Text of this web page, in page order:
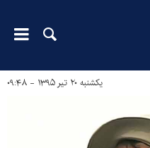
یکشنبه ۲۰ تیر ۱۳۹۵ - ۰۹:۴۸